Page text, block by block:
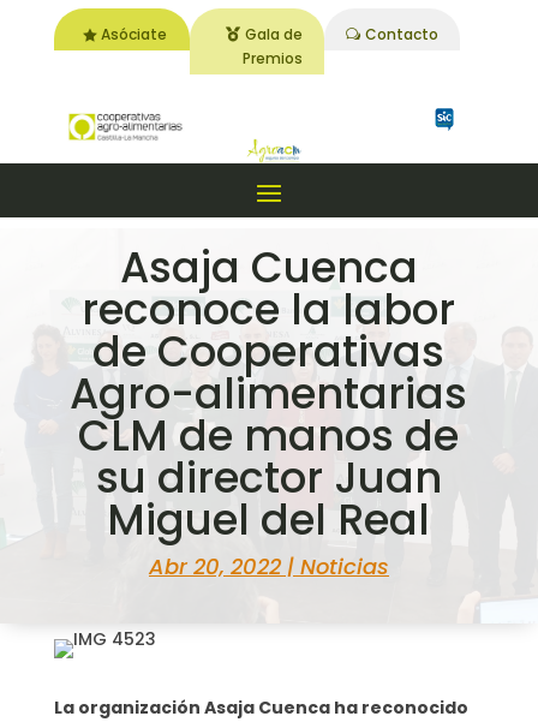
Asóciate
Gala de
Premios
Contacto
Asaja Cuenca
reconoce la labor
de Cooperativas
Agro-alimentarias
CLM de manos de
su director Juan
Miguel del Real
Abr 20, 2022| Noticias
La organización Asaja Cuenca ha reconocido